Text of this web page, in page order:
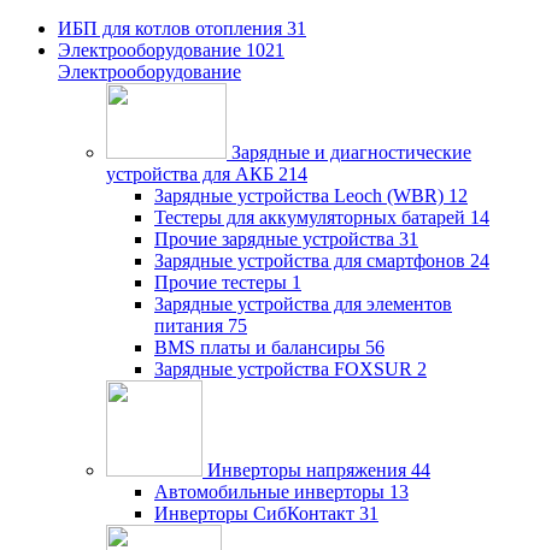
ИБП для котлов отопления 31
Электрооборудование 1021
Электрооборудование
Зарядные и диагностические
устройства для АКБ 214
Зарядные устройства Leoch (WBR) 12
Тестеры для аккумуляторных батарей 14
Прочие зарядные устройства 31
Зарядные устройства для смартфонов 24
Прочие тестеры 1
Зарядные устройства для элементов
питания 75
BMS платы и балансиры 56
Зарядные устройства FOXSUR 2
Инверторы напряжения 44
Автомобильные инверторы 13
Инверторы СибКонтакт 31